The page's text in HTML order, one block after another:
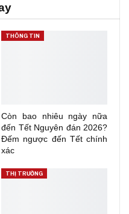
THÔNG TIN
Còn bao nhiêu ngày nữa
đến Tết Nguyên đán 2026?
Đếm ngược đến Tết chính
xác
THỊ TRƯỜNG